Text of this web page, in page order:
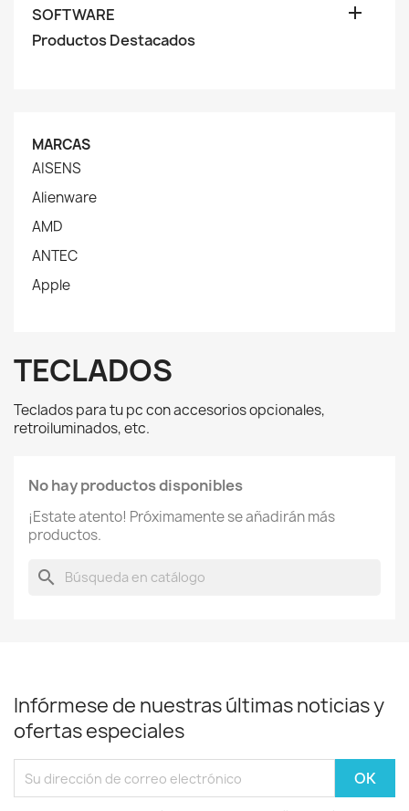
SOFTWARE 
Productos Destacados
MARCAS
AISENS
Alienware
AMD
ANTEC
Apple
TECLADOS
Teclados para tu pc con accesorios opcionales,
retroiluminados, etc.
No hay productos disponibles
¡Estate atento! Próximamente se añadirán más
productos.
search
Infórmese de nuestras últimas noticias y
ofertas especiales